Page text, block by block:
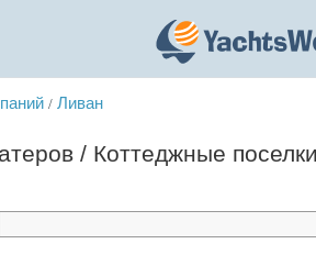
/ Ливан
/ Коттеджные